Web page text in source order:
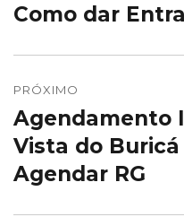
Como dar
PRÓXIMO
Próximo
post:
Agendamento
Vista do Buricá
Agendar RG